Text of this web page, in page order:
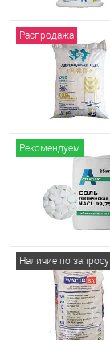
Распродажа
Рекомендуем
Наличие по запросу